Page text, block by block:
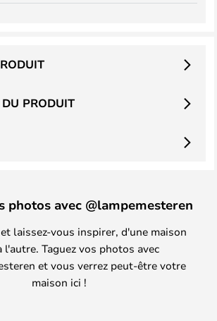
PRODUIT
photos avec @lampemesteren
laissez-vous inspirer, d'une maison
l'autre. Taguez vos photos avec
et vous verrez peut-être votre
maison ici !